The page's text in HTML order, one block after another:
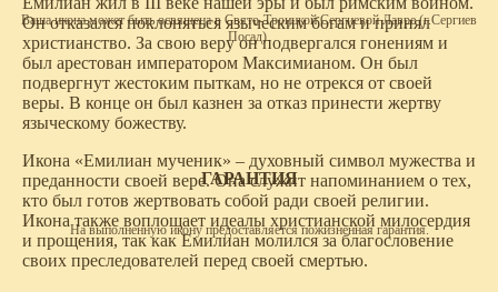
Ваша икона может быть освящена в Свято-Троицкой Сергиевой Лавре (г.Сергиев
Посад).
ГАРАНТИЯ
На выполненную икону предоставляется пожизненная гарантия.
Он отказался поклоняться языческим богам и принял
христианство. За свою веру он подвергался гонениям и
был арестован императором Максимианом. Он был
подвергнут жестоким пыткам, но не отрекся от своей
веры. В конце он был казнен за отказ принести жертву
языческому божеству.
Икона «Емилиан мученик» – духовный символ мужества и
преданности своей вере. Она служит напоминанием о тех,
кто был готов жертвовать собой ради своей религии.
Икона также воплощает идеалы христианской милосердия
и прощения, так как Емилиан молился за благословение
своих преследователей перед своей смертью.